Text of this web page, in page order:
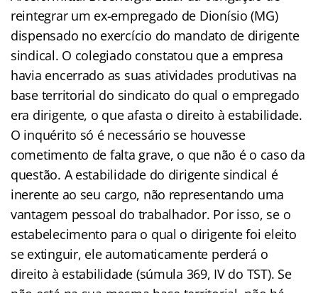
reintegrar um ex-empregado de Dionísio (MG)
dispensado no exercício do mandato de dirigente
sindical. O colegiado constatou que a empresa
havia encerrado as suas atividades produtivas na
base territorial do sindicato do qual o empregado
era dirigente, o que afasta o direito à estabilidade.
O inquérito só é necessário se houvesse
cometimento de falta grave, o que não é o caso da
questão. A estabilidade do dirigente sindical é
inerente ao seu cargo, não representando uma
vantagem pessoal do trabalhador. Por isso, se o
estabelecimento para o qual o dirigente foi eleito
se extinguir, ele automaticamente perderá o
direito à estabilidade (súmula 369, IV do TST). Se